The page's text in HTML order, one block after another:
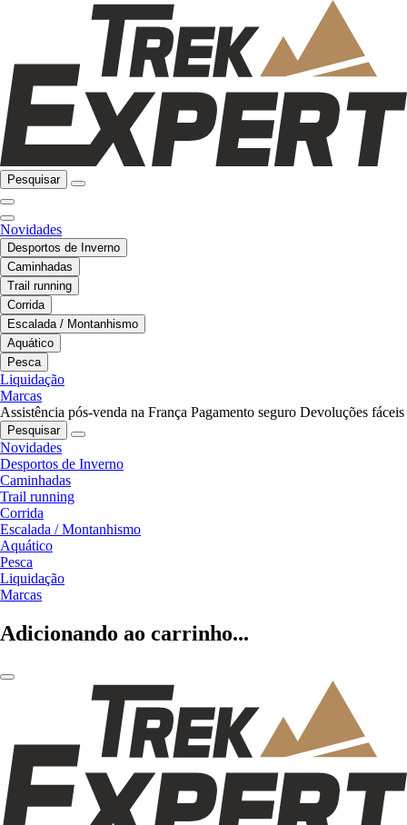
Pesquisar
Novidades
Desportos de Inverno
Caminhadas
Trail running
Corrida
Escalada / Montanhismo
Aquático
Pesca
Liquidação
Marcas
Assistência pós-venda na França Pagamento seguro Devoluções fáceis
Pesquisar
Novidades
Desportos de Inverno
Caminhadas
Trail running
Corrida
Escalada / Montanhismo
Aquático
Pesca
Liquidação
Marcas
Adicionando ao carrinho...